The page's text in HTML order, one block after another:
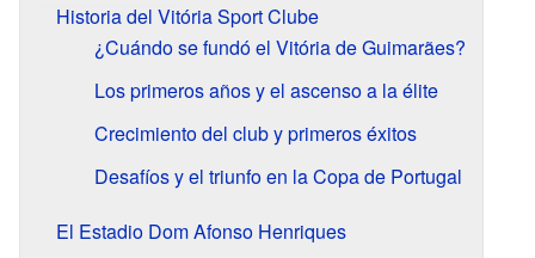
Historia del Vitória Sport Clube
¿Cuándo se fundó el Vitória de Guimarães?
Los primeros años y el ascenso a la élite
Crecimiento del club y primeros éxitos
Desafíos y el triunfo en la Copa de Portugal
El Estadio Dom Afonso Henriques